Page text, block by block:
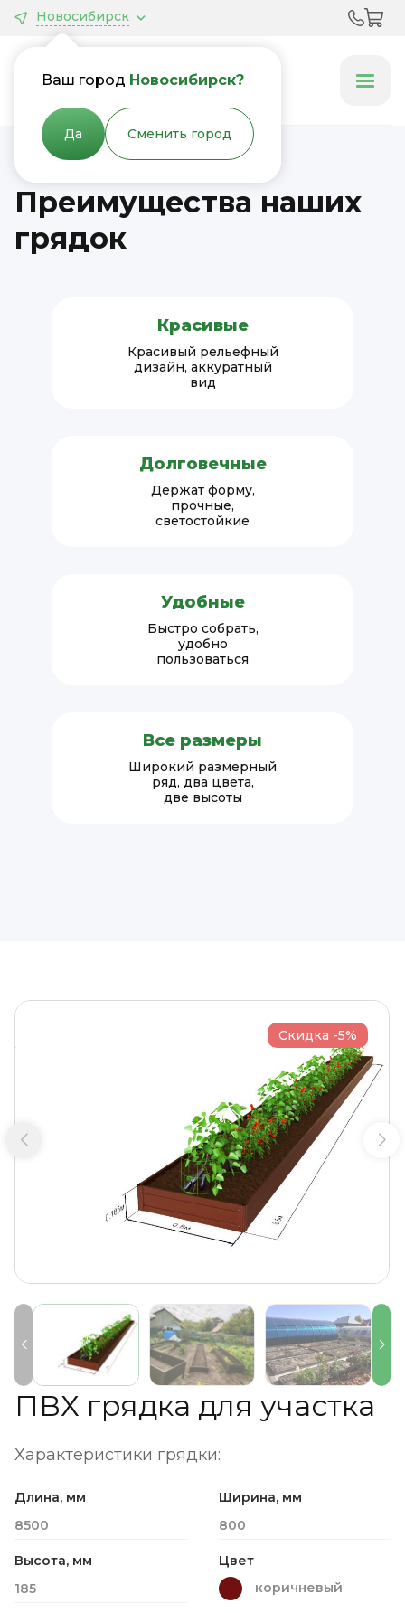
Новосибирск
Ваш город Новосибирск?
Да Сменить город
Грядки & Клумбы
Преимущества наших
грядок
Красивые
Красивый рельефный
дизайн, аккуратный
вид
Долговечные
Держат форму,
прочные,
светостойкие
Удобные
Быстро собрать,
удобно
пользоваться
Все размеры
Широкий размерный
ряд, два цвета,
две высоты
Скидка -5%
ПВХ грядка для участка
Характеристики грядки:
Длина, мм
8500
Ширина, мм
800
Высота, мм
185
Цвет
коричневый